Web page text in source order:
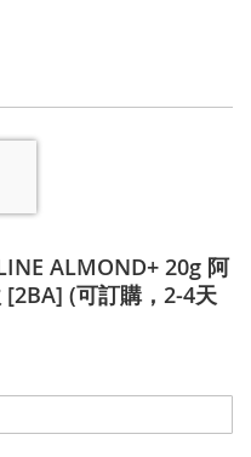
ALMOND+ 20g 阿
(可訂購，2-4天